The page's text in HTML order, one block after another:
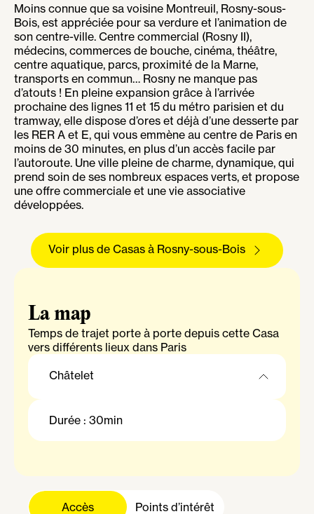
Moins connue que sa voisine Montreuil, Rosny-sous-
Bois, est appréciée pour sa verdure et l’animation de
son centre-ville. Centre commercial (Rosny II),
médecins, commerces de bouche, cinéma, théâtre,
centre aquatique, parcs, proximité de la Marne,
transports en commun… Rosny ne manque pas
d’atouts ! En pleine expansion grâce à l’arrivée
prochaine des lignes 11 et 15 du métro parisien et du
tramway, elle dispose d’ores et déjà d’une desserte par
les RER A et E, qui vous emmène au centre de Paris en
moins de 30 minutes, en plus d’un accès facile par
l’autoroute. Une ville pleine de charme, dynamique, qui
prend soin de ses nombreux espaces verts, et propose
une offre commerciale et une vie associative
développées.
Voir plus de Casas à Rosny-sous-Bois
La map
Temps de trajet porte à porte depuis cette Casa
vers différents lieux dans Paris
Châtelet
Châtelet
Gare Saint-Lazare
Durée : 30min
Accès